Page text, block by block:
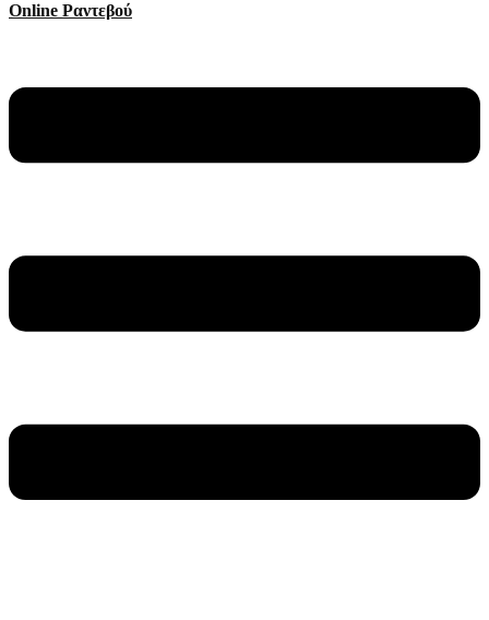
Online Ραντεβού